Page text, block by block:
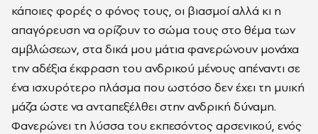
κάποιες φορές ο φόνος τους, οι βιασµοί αλλά κι η
απαγόρευση να ορίζουν το σώµα τους στο θέµα των
αµβλώσεων, στα δικά µου µάτια φανερώνουν µονάχα
την αδέξια έκφραση του ανδρικού µένους απέναντι σε
ένα ισχυρότερο πλάσµα που ωστόσο δεν έχει τη µυική
µάζα ώστε να ανταπεξέλθει στην ανδρική δύναµη.
Φανερώνει τη λύσσα του εκπεσόντος αρσενικού, ενός